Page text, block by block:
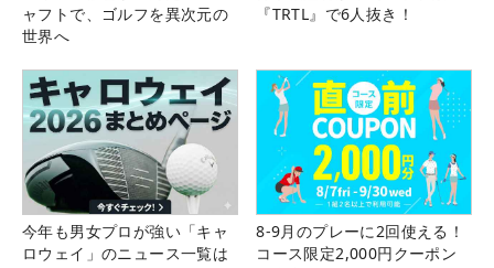
ャフトで、ゴルフを異次元の
世界へ
『TRTL』で6人抜き！
今年も男女プロが強い「キャ
ロウェイ」のニュース一覧は
8-9月のプレーに2回使える！
コース限定2,000円クーポン